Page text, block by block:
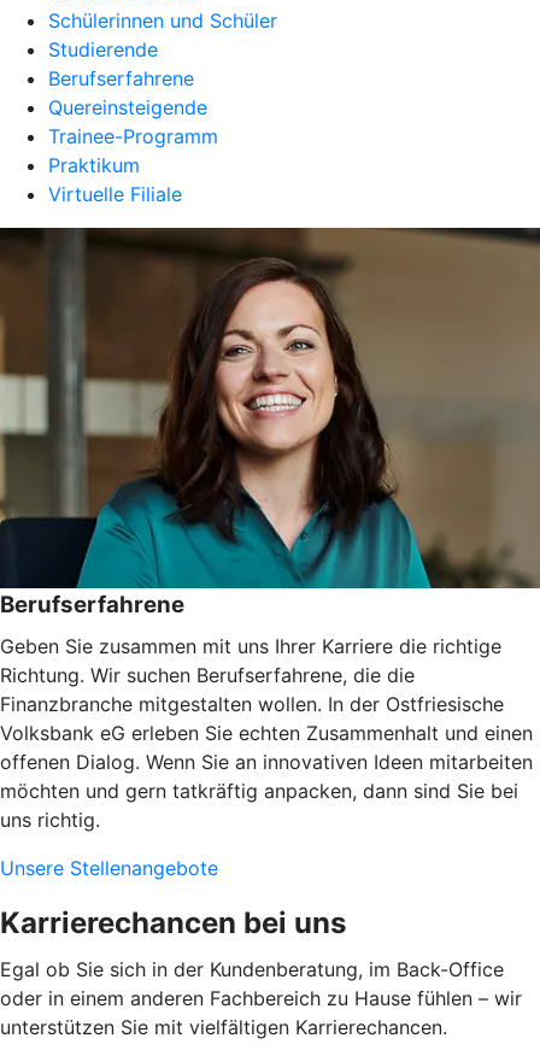
Schülerinnen und Schüler
Studierende
Berufserfahrene
Quereinsteigende
Trainee-Programm
Praktikum
Virtuelle Filiale
Berufserfahrene
Geben Sie zusammen mit uns Ihrer Karriere die richtige
Richtung. Wir suchen Berufserfahrene, die die
Finanzbranche mitgestalten wollen. In der Ostfriesische
Volksbank eG erleben Sie echten Zusammenhalt und einen
offenen Dialog. Wenn Sie an innovativen Ideen mitarbeiten
möchten und gern tatkräftig anpacken, dann sind Sie bei
uns richtig.
Unsere Stellenangebote
Karrierechancen bei uns
Egal ob Sie sich in der Kundenberatung, im Back-Office
oder in einem anderen Fachbereich zu Hause fühlen – wir
unterstützen Sie mit vielfältigen Karrierechancen.